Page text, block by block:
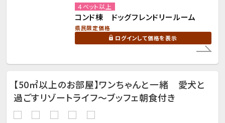
４ベット以上
コンド棟 ドッグフレンドリールーム
県民限定価格
ログインして価格を表示
【50㎡以上のお部屋】ワンちゃんと一緒 愛犬と
過ごすリゾートライフ～ブッフェ朝食付き